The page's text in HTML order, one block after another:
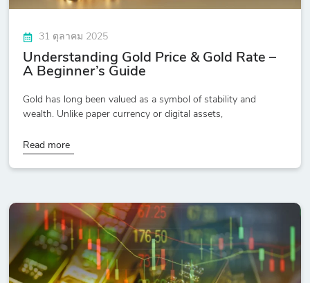
31 ตุลาคม 2025
Understanding Gold Price & Gold Rate –
A Beginner’s Guide
Gold has long been valued as a symbol of stability and
wealth. Unlike paper currency or digital assets,
Read more